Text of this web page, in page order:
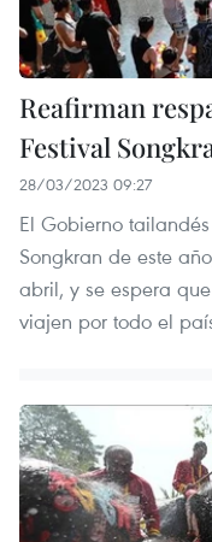
Reafirman
Festival
28/03/2023 09:27
El Gobierno
Songkran de este
abril, y se espera
viajen por todo el